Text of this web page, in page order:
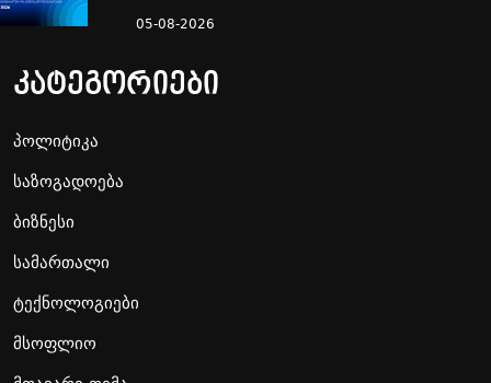
05-08-2026
კატეგორიები
პოლიტიკა
საზოგადოება
ბიზნესი
სამართალი
ტექნოლოგიები
მსოფლიო